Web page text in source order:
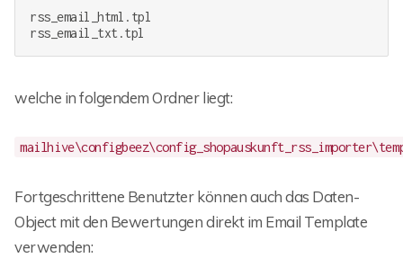
rss_email_html .tpl
rss_email_txt .tpl
welche in folgendem Ordner liegt:
Fortgeschrittene Benutzter können auch das Daten-
Object mit den Bewertungen direkt im Email Template
verwenden: